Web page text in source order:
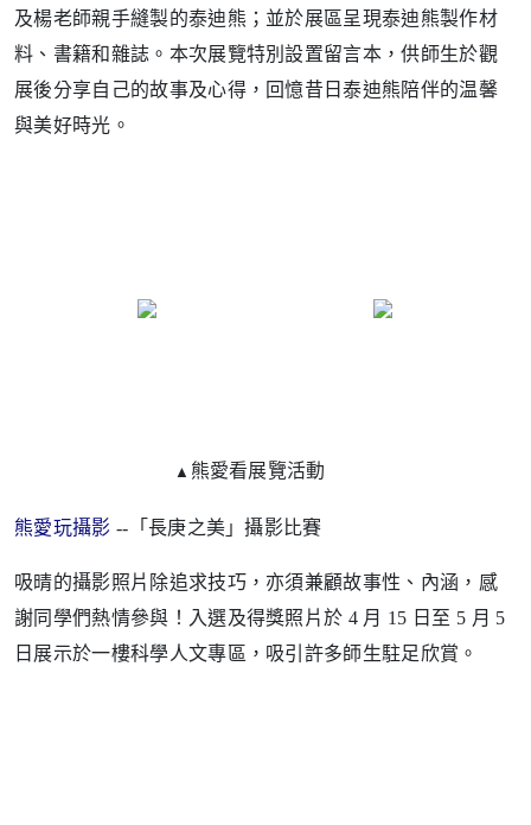
及楊老師親手縫製的泰迪熊；並於展區呈現泰迪熊製作材
料、書籍和雜誌。本次展覽特別設置留言本，供師生於觀
展後分享自己的故事及心得，回憶昔日泰迪熊陪伴的温馨
與美好時光。
▲ 熊愛看展覽活動
熊愛玩攝影 --「長庚之美」攝影比賽
吸晴的攝影照片除追求技巧，亦須兼顧故事性、內涵，感
謝同學們熱情參與！入選及得獎照片於 4 月 15 日至 5 月 5
日展示於一樓科學人文專區，吸引許多師生駐足欣賞。